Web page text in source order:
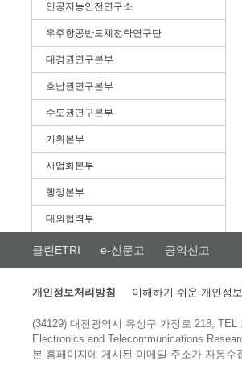
인공지능안전연구소
우주항공반도체전략연구단
대경권연구본부
호남권연구본부
수도권연구본부
기획본부
사업화본부
행정본부
대외협력부
클린ETRI e-신문고 공익신고
개인정보처리방침 이해하기 쉬운 개인정
(34129) 대전광역시 유성구 가정로 218, TEL
Electronics and Telecommunications
본 홈페이지에 게시된 이메일 주소가 자동